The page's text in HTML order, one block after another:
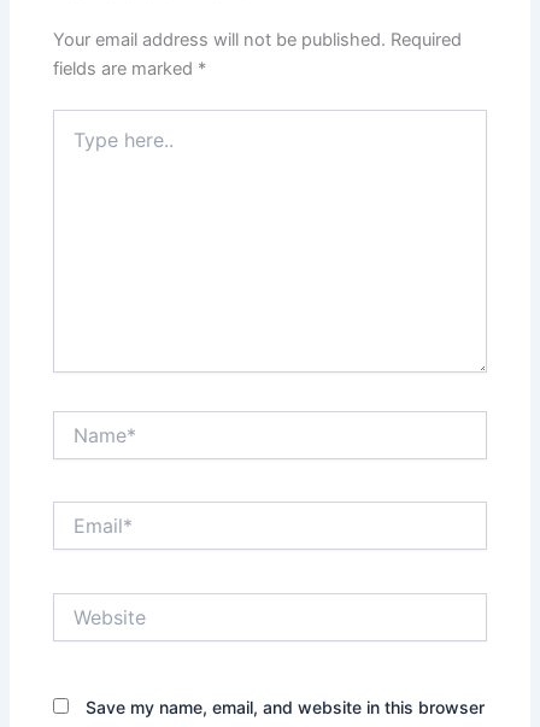
Your email address will not be published. Required
fields are marked *
here..
Save my name, email, and website in this browser